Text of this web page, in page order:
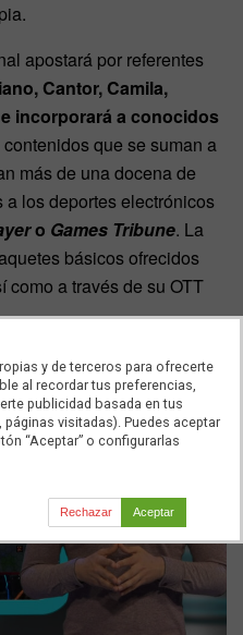
apostará por referentes
Cantor, Camila,
incorporará a conocidos
contenidos que se suman a
más de una docena de
los deportes electrónicos
o Games Tribune. La
básicos ofrecidos
como a través de su OTT
y de terceros para ofrecerte
al recordar tus preferencias,
publicidad basada en tus
visitadas). Puedes aceptar
“Aceptar” o configurarlas
Rechazar Aceptar